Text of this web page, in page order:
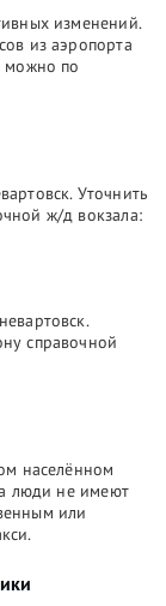
изменений.
из аэропорта
можно по
Уточнить
ж/д вокзала:
справочной
населённом
люди не имеют
или